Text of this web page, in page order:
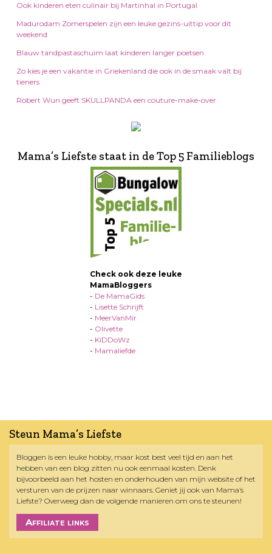
Ook kinderen eten culinair bij Martinhal in Portugal
Madurodam Zomerspelen zijn een leuke gezins-uittip voor dit
weekend
Blauw tandpastaschuim laat kinderen langer poetsen
Zo kies je een vakantie in Griekenland die ook in de smaak valt bij
tieners
Robert Wun geeft SKULLPANDA een couture-make-over
Mama’s Liefste staat in de Top 5 Familieblogs
Check ook deze leuke
MamaBloggers
- De MamaGids
- Lisette Schrijft
- MeerVanMir
- Olivette
- KiDDoWz
- Mamaliefde
Steun Mama’s Liefste
Bloggen is een leuke hobby, maar kost best veel tijd en aan het
hebben van een blog zitten nu ook eenmaal kosten. Denk
bijvoorbeeld aan het hosten en onderhouden van mijn website of het
versturen van de prijzen naar winnaars. Geniet jij ook van Mama’s
Liefste? Overweeg dan de volgende manieren om ons te steunen!
Affiliate links